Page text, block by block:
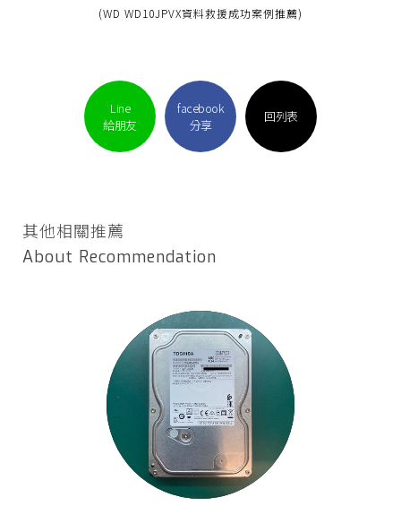
(WD WD10JPVX資料救援成功案例推薦)
Line
給朋友
facebook
分享
回列表
其他相關推薦
About Recommendation